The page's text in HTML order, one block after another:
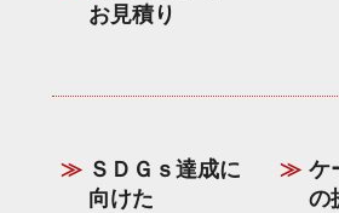
お見積り
ＳＤＧｓ達成に
向けた
ケ
の